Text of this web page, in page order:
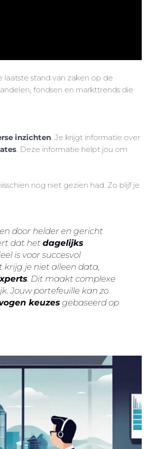
stand van zaken op de
fondsen en markttrends die
inzichten . Je krijgt informatie over
. Deze informatie helpt jou om
nog niet gezien had. Zo blijf je
door helder en gericht
dat hetdagelijks
is voor succesvol
krijg je niet alleen data,
. Dit maakt complexe
Jouw portefeuille kan zo
keuzes gebaseerd op